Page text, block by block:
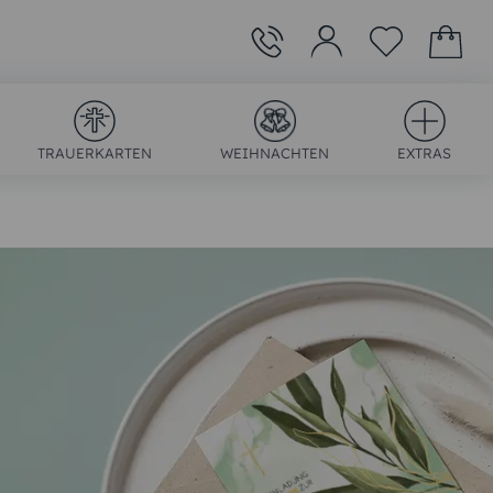
TRAUERKARTEN WEIHNACHTEN EXTRAS